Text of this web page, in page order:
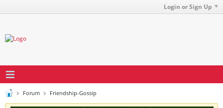
Login or Sign Up
Forum Friendship-Gossip